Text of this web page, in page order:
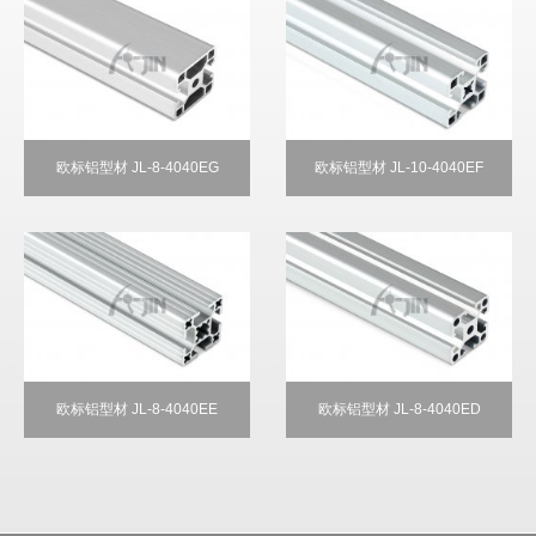
欧标铝型材 JL-8-4040EG 欧标铝型材 JL-10-4040EF
欧标铝型材 JL-8-4040EE 欧标铝型材 JL-8-4040ED